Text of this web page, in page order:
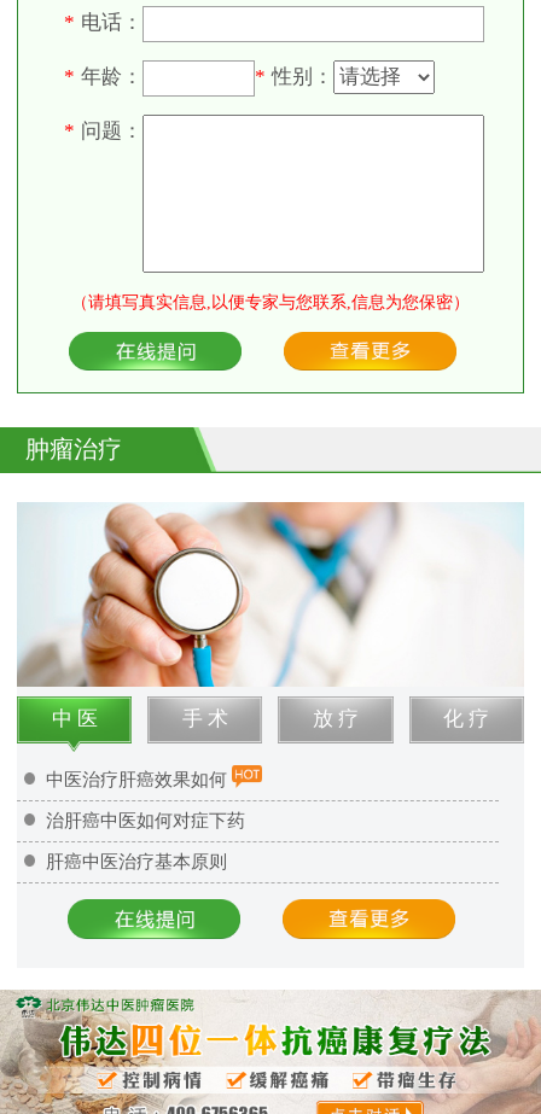
* 电话：
* 年龄： * 性别：
* 问题：
（请填写真实信息,以便专家与您联系,信息为您保密）
肿瘤治疗
中 医 手 术 放 疗 化 疗
中医治疗肝癌效果如何
治肝癌中医如何对症下药
肝癌中医治疗基本原则